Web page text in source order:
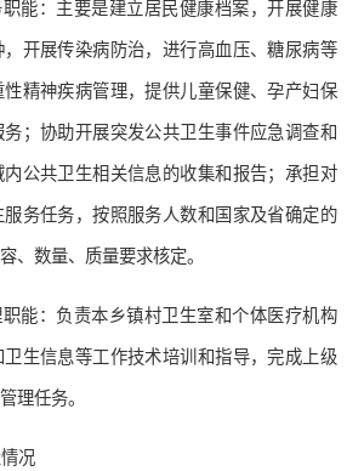
能：主要是建立居民健康档案，开展健康
开展传染病防治，进行高血压、糖尿病等
精神疾病管理，提供儿童保健、孕产妇保
；协助开展突发公共卫生事件应急调查和
公共卫生相关信息的收集和报告；承担对
务任务，按照服务人数和国家及省确定的
、数量、质量要求核定。
能：负责本乡镇村卫生室和个体医疗机构
生信息等工作技术培训和指导，完成上级
理任务。
况